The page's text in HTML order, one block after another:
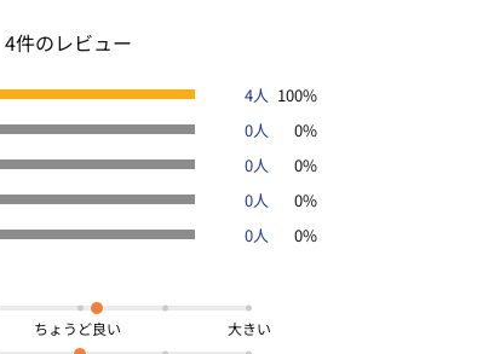
4件のレビュー
4人 100%
0人
0%
0人
0%
0人
0%
0人
0%
大きい